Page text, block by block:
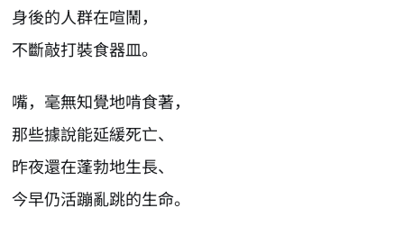
身後的人群在喧鬧，
不斷敲打裝食器皿。
嘴，毫無知覺地啃食著，
那些據說能延緩死亡、
昨夜還在蓬勃地生長、
今早仍活蹦亂跳的生命。